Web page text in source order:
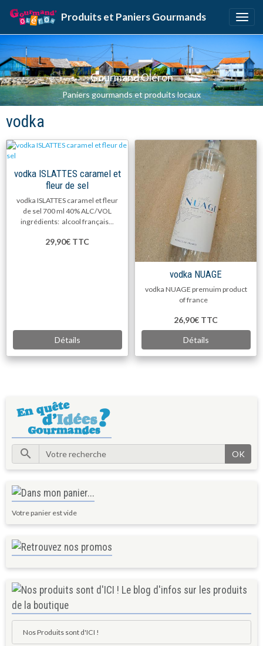
Produits et Paniers Gourmands
Gourmand Oléron
Paniers gourmands et produits locaux
vodka
vodka ISLATTES caramel et
fleur de sel
vodka ISLATTES caramel et fleur
de sel 700 ml 40% ALC/VOL
ingrédients: alcool français...
29,90€ TTC
Détails
vodka NUAGE
vodka NUAGE premuim product
of france
26,90€ TTC
Détails
OK
Votre panier est vide
Nos Produits sont d'ICI !